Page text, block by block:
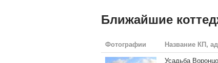
Ближайшие
Фотографии Название КП,
Усадьба